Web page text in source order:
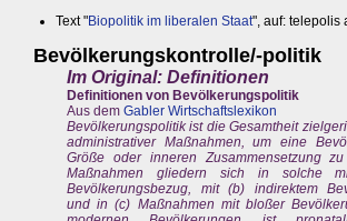
Text "Biopolitik im liberalen Staat", auf: telepolis
Bevölkerungskontrolle/-politik
Im Original: Definitionen
Definitionen von Bevölkerungspolitik
Aus dem Gabler Wirtschaftslexikon
Bevölkerungspolitik ist die Gesamtheit
administrativer Maßnahmen, um eine
Größe oder inneren Zusammensetzung
Maßnahmen gliedern sich in solche
Bevölkerungsbezug, mit (b) indirektem
und in (c) Maßnahmen mit bloßer